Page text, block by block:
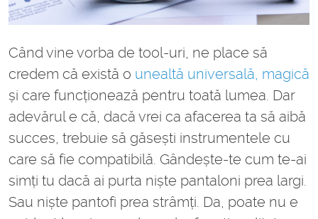
Când vine vorba de tool-uri, ne place să
credem că există o unealtă universală, magică
și care funcționează pentru toată lumea. Dar
adevărul e că, dacă vrei ca afacerea ta să aibă
succes, trebuie să găsești instrumentele cu
care să fie compatibilă. Gândește-te cum te-ai
simți tu dacă ai purta niște pantaloni prea largi.
Sau niște pantofi prea strâmți. Da, poate nu e